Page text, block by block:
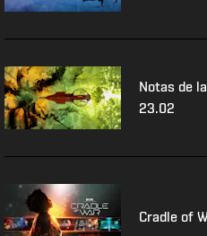
Notas de
23.02
Cradle of